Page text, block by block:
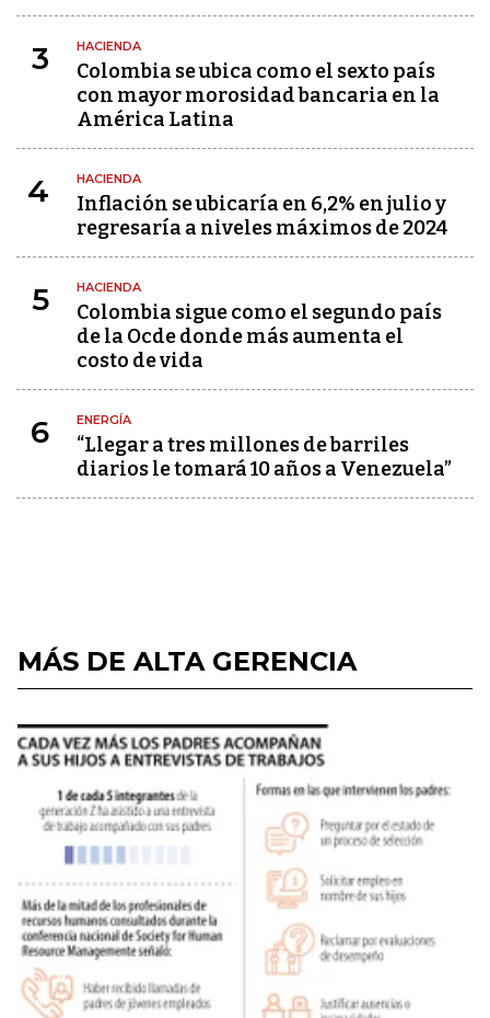
3 HACIENDA
Colombia se ubica como el sexto país
con mayor morosidad bancaria en la
América Latina
4 HACIENDA
Inflación se ubicaría en 6,2% en julio y
regresaría a niveles máximos de 2024
5 HACIENDA
Colombia sigue como el segundo país
de la Ocde donde más aumenta el
costo de vida
6 ENERGÍA
“Llegar a tres millones de barriles
diarios le tomará 10 años a Venezuela”
MÁS DE ALTA GERENCIA